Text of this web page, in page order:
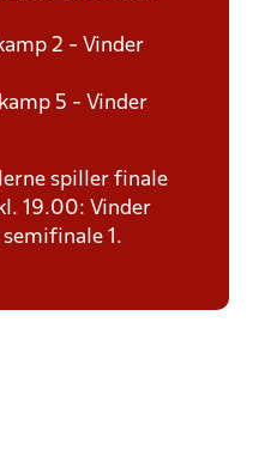
2 - Vinder
5 - Vinder
spiller finale
19.00: Vinder
1.